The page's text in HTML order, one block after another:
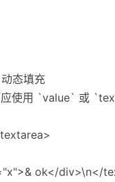
态填充
使用 `value` 或
ok</div>\n</